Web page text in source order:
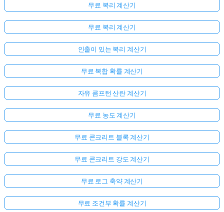
무료 복리 계산기
무료 복리 계산기
인출이 있는 복리 계산기
무료 복합 확률 계산기
자유 콤프턴 산란 계산기
무료 농도 계산기
무료 콘크리트 블록 계산기
무료 콘크리트 강도 계산기
무료 로그 축약 계산기
무료 조건부 확률 계산기